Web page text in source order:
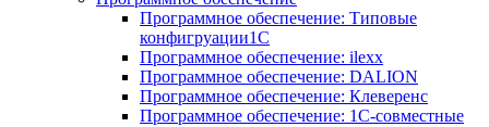
Программное обеспечение: Типовые
конфигруации1С
Программное обеспечение: ilexx
Программное обеспечение: DALION
Программное обеспечение: Клеверенс
Программное обеспечение: 1С-совместные